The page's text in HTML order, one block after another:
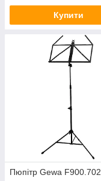
Купити
Пюпітр Gewa F900.702